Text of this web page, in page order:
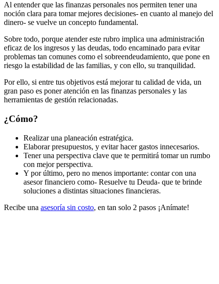
Al entender que las finanzas personales nos permiten tener una
noción clara para tomar mejores decisiones- en cuanto al manejo del
dinero- se vuelve un concepto fundamental.
Sobre todo, porque atender este rubro implica una administración
eficaz de los ingresos y las deudas, todo encaminado para evitar
problemas tan comunes como el sobreendeudamiento, que pone en
riesgo la estabilidad de las familias, y con ello, su tranquilidad.
Por ello, si entre tus objetivos está mejorar tu calidad de vida, un
gran paso es poner atención en las finanzas personales y las
herramientas de gestión relacionadas.
¿Cómo?
Realizar una planeación estratégica.
Elaborar presupuestos, y evitar hacer gastos innecesarios.
Tener una perspectiva clave que te permitirá tomar un rumbo
con mejor perspectiva.
Y por último, pero no menos importante: contar con una
asesor financiero como- Resuelve tu Deuda- que te brinde
soluciones a distintas situaciones financieras.
Recibe una asesoría sin costo, en tan solo 2 pasos ¡Anímate!